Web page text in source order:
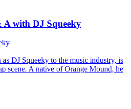
with DJ Squeeky
DJ Squeeky to the music industry, is
scene. A native of Orange Mound, he